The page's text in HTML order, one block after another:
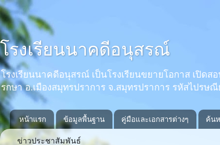
โรงเรียนนาคดีอนุสรณ์
โรงเรียนนาคดีอนุสรณ์ เป็นโรงเรียนขยายโอกาส เปิ
รกษา อ.เมืองสมุทรปราการ จ.สมุทรปราการ รหัสไปรษ
หน้าแรก ข้อมูลพื้นฐาน คู่มือและเอกสารต่างๆ ค้น
ข่าวประชาสัมพันธ์